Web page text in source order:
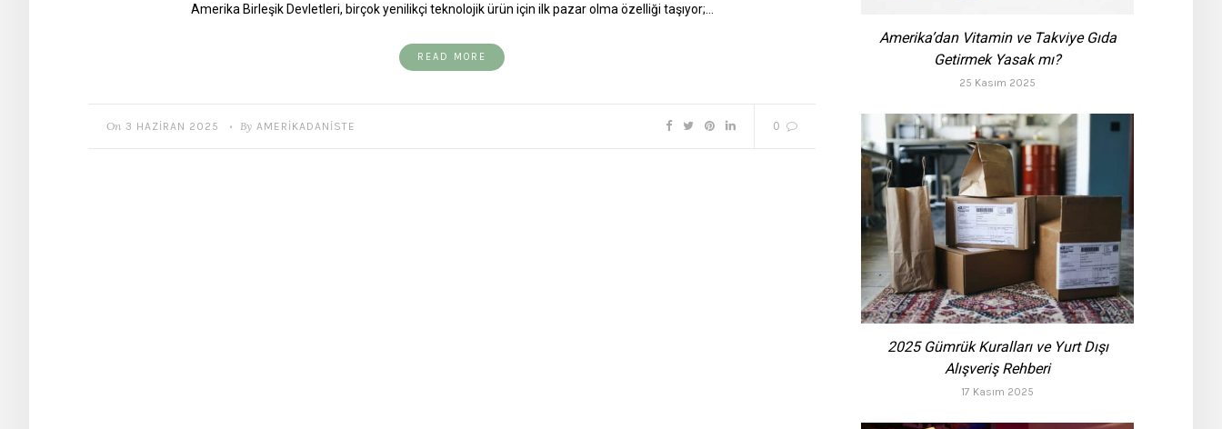
Amerika Birleşik Devletleri, birçok yenilikçi teknolojik ürün için ilk pazar olma özelliği taşıyor;…
READ MORE
On 3 HAZIRAN 2025 • By AMERIKADANISTE 0
Amerika’dan Vitamin ve Takviye Gıda
Getirmek Yasak mı?
25 Kasım 2025
2025 Gümrük Kuralları ve Yurt Dışı
Alışveriş Rehberi
17 Kasım 2025